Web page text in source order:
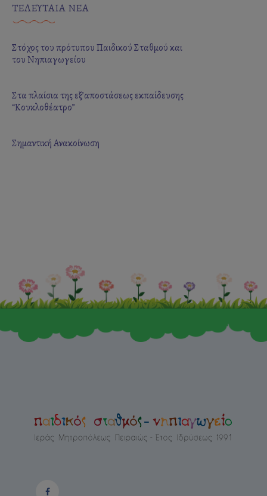
ΤΕΛΕΥΤΑΙΑ ΝΕΑ
Στόχος του πρότυπου Παιδικού Σταθμού και
του Νηπιαγωγείου
Στα πλαίσια της εξ’αποστάσεως εκπαίδευσης
“Κουκλοθέατρο”
Σημαντική Ανακοίνωση